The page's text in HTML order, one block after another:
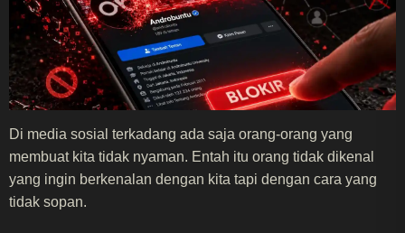
Di media sosial terkadang ada saja orang-orang yang
membuat kita tidak nyaman. Entah itu orang tidak dikenal
yang ingin berkenalan dengan kita tapi dengan cara yang
tidak sopan.